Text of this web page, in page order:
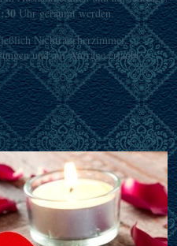
Uhr geräumt werden.
Nichtraucherzimmer.
und auf Anfrage erlaubt